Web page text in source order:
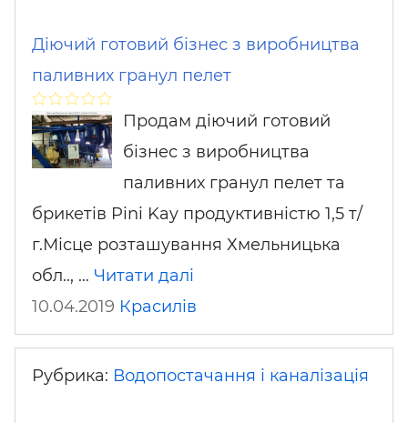
Діючий готовий бізнес з виробництва
паливних гранул пелет
Продам діючий готовий
бізнес з виробництва
паливних гранул пелет та
брикетів Pini Kay продуктивністю 1,5 т/
г.Місце розташування Хмельницька
обл.., … Читати далі
10.04.2019 Красилів
Рубрика: Водопостачання і каналізація